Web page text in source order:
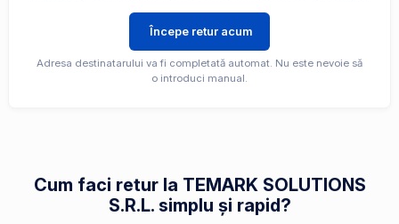
Începe retur acum
Adresa destinatarului va fi completată automat. Nu este nevoie să
o introduci manual.
Cum faci retur la TEMARK SOLUTIONS
S.R.L. simplu și rapid?